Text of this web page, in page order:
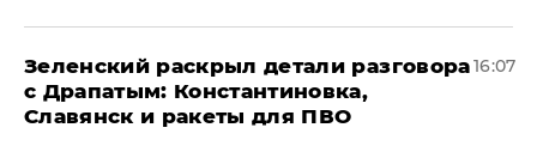
​Зеленский раскрыл детали разговора
с Драпатым: Константиновка,
Славянск и ракеты для ПВО
16:07